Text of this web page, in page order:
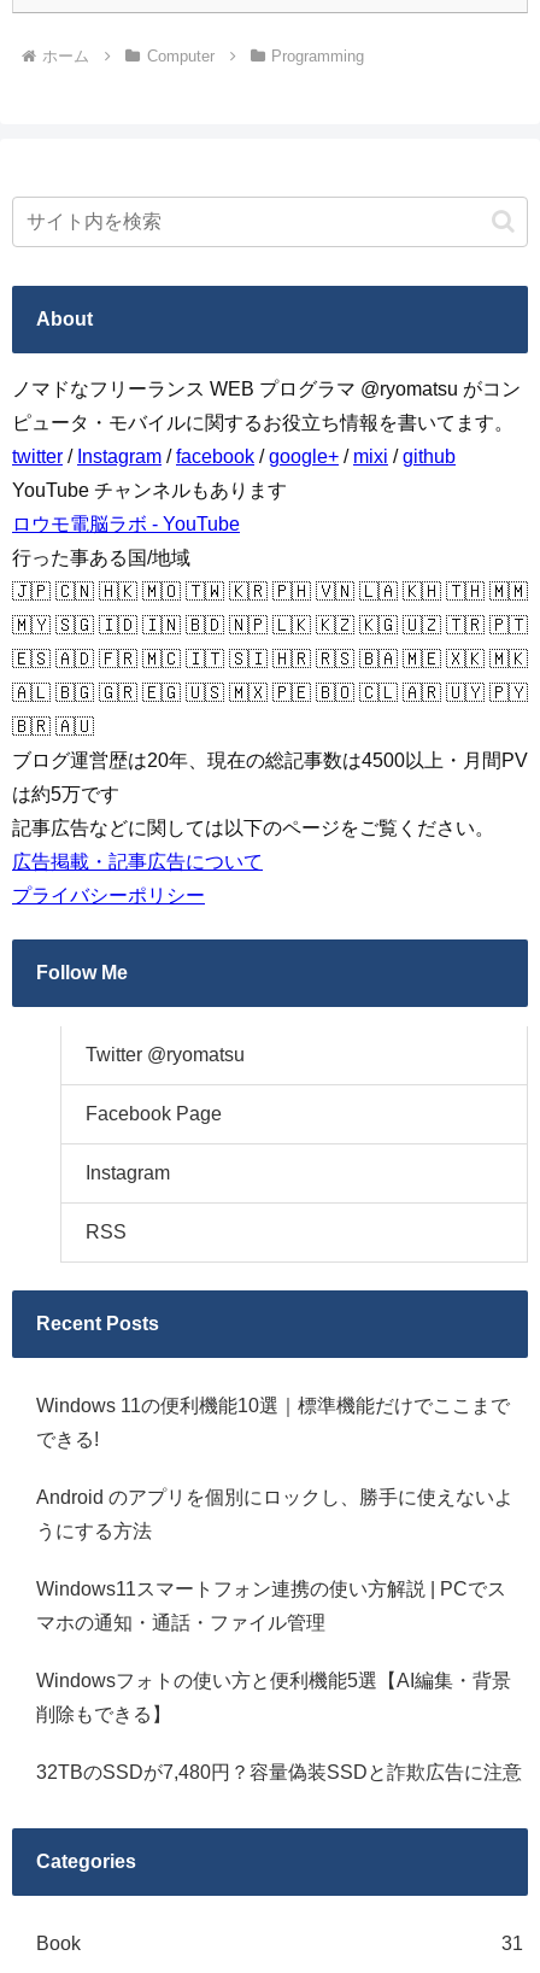
ホーム Computer Programming
About
ノマドなフリーランス WEB プログラマ @ryomatsu がコン
ピュータ・モバイルに関するお役立ち情報を書いてます。
twitter / Instagram /facebook /google+ / mixi /github
YouTube チャンネルもあります
ロウモ電脳ラボ - YouTube
行った事ある国/地域
🇯🇵 🇨🇳 🇭🇰 🇲🇴 🇹🇼 🇰🇷 🇵🇭 🇻🇳 🇱🇦 🇰🇭 🇹🇭 🇲🇲
🇲🇾 🇸🇬 🇮🇩 🇮🇳 🇧🇩 🇳🇵 🇱🇰 🇰🇿 🇰🇬 🇺🇿 🇹🇷 🇵🇹
🇪🇸 🇦🇩 🇫🇷 🇲🇨 🇮🇹 🇸🇮 🇭🇷 🇷🇸 🇧🇦 🇲🇪 🇽🇰 🇲🇰
🇦🇱 🇧🇬 🇬🇷 🇪🇬 🇺🇸 🇲🇽 🇵🇪 🇧🇴 🇨🇱 🇦🇷 🇺🇾 🇵🇾
🇧🇷 🇦🇺
ブログ運営歴は20年、現在の総記事数は4500以上・月間PV
は約5万です
記事広告などに関しては以下のページをご覧ください。
広告掲載・記事広告について
プライバシーポリシー
Follow Me
Twitter @ryomatsu
Facebook Page
Instagram
RSS
Recent Posts
Windows 11の便利機能10選｜標準機能だけでここまで
できる!
Android のアプリを個別にロックし、勝手に使えないよ
うにする方法
Windows11スマートフォン連携の使い方解説 | PCでス
マホの通知・通話・ファイル管理
Windowsフォトの使い方と便利機能5選【AI編集・背景
削除もできる】
32TBのSSDが7,480円？容量偽装SSDと詐欺広告に注意
Categories
Book 31